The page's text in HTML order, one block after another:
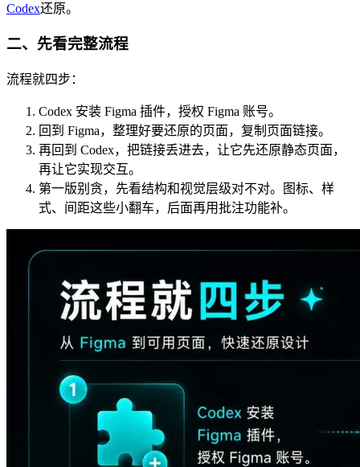
Codex还原。
二、先看完整流程
流程就四步：
Codex 安装 Figma 插件，授权 Figma 账号。
回到 Figma，整理好要还原的页面，复制页面链接。
再回到 Codex，把链接丢进去，让它先还原静态页面，
再让它实现交互。
第一版别贪，先看结构和视觉层级对不对。图标、样
式、间距这些小翻车，后面再用批注功能补。